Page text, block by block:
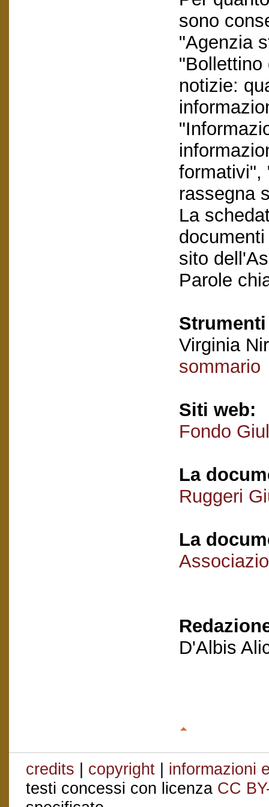
sono
"Agenzia
"Bollettino
notizie:
formativi",
rassegna
La
sito
Parole
Virginia
sommario
Siti web:
Fondo
La
Ruggeri
La
D'Albis
credits | copyright | informazioni
testi concessi con licenza CC